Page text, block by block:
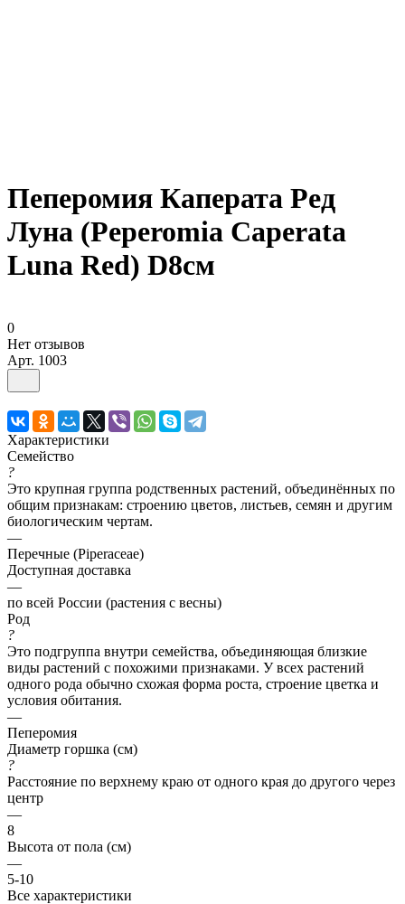
Пеперомия Каперата Ред
Луна (Peperomia Caperata
Luna Red) D8см
0
Нет отзывов
Арт. 1003
Характеристики
Семейство
?
Это крупная группа родственных растений, объединённых по
общим признакам: строению цветов, листьев, семян и другим
биологическим чертам.
—
Перечные (Piperaceae)
Доступная доставка
—
по всей России (растения с весны)
Род
?
Это подгруппа внутри семейства, объединяющая близкие
виды растений с похожими признаками. У всех растений
одного рода обычно схожая форма роста, строение цветка и
условия обитания.
—
Пеперомия
Диаметр горшка (см)
?
Расстояние по верхнему краю от одного края до другого через
центр
—
8
Высота от пола (см)
—
5-10
Все характеристики